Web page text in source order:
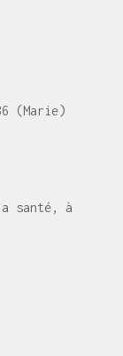
(Marie)
santé, à